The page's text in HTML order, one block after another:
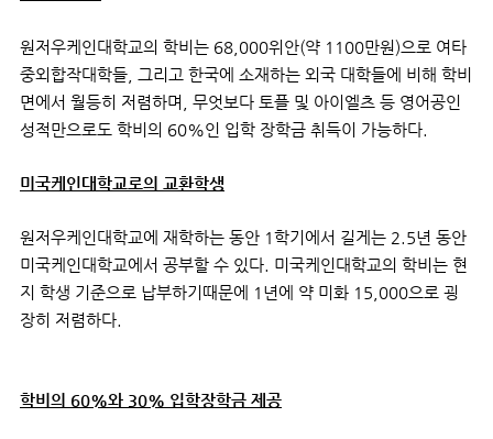
원저우케인 대학교의 학비는 68,000위안(약 1100만원)으로 여타
중외합작대학들, 그리고 한국에 소재하는 외국 대학들에 비해 학비
면에서 월등히 저렴하며, 무엇보다 토플 및 아이엘츠 등 영어공인
성적만으로도 학비의 60%인 입학 장학금 취득이 가능하다.
미국케인대학교로의 교환학생
원저우케인 대학교에 재학하는 동안 1학기에서 길게는 2.5년 동안
미국케인대학교에서 공부할 수 있다. 미국케인대학교의 학비는 현
지 학생 기준으로 납부하기때문에 1년에 약 미화 15,000으로 굉
장히 저렴하다.
학비의 60%와 30% 입학장학금 제공